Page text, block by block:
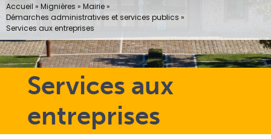
Services aux
entreprises
Accueil » Mignières » Mairie»
Démarches administratives et services publics »
Services aux entreprises